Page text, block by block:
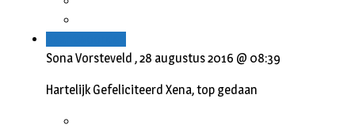
Sona Vorsteveld ,28 augustus 2016 @ 08:39
Hartelijk Gefeliciteerd Xena, top gedaan